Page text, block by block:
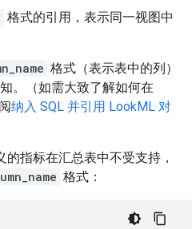
格式的引用，表示同一视图中
格式（表示表中的列）
。（如需大致了解如何在
纳入 SQL 并引用 LookML 对
的指标在汇总表中不受支持，
格式：